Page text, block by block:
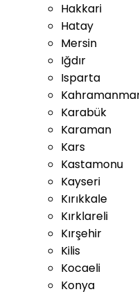
Hakkari
Hatay
Mersin
Iğdır
Isparta
Karabük
Karaman
Kars
Kastamonu
Kayseri
Kırıkkale
Kırklareli
Kırşehir
Kilis
Kocaeli
Konya